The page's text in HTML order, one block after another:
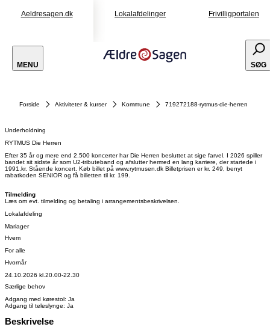
Aeldresagen.dk Lokalafdelinger Frivilligportalen
MENU SØG
Forside Aktiviteter & kurser Kommune 719272188-rytmus-die-herren
Underholdning
RYTMUS Die Herren
Efter 35 år og mere end 2.500 koncerter har Die Herren besluttet at sige farvel. I 2026 spiller
bandet sit sidste år som U2-tributeband og afslutter hermed en lang karriere, der startede i
1991.kr. Stående koncert. Køb billet på www.rytmusen.dk Billetprisen er kr. 249, benyt
rabatkoden SENIOR og få billetten til kr. 199.
Tilmelding
Læs om evt. tilmelding og betaling i arrangementsbeskrivelsen.
Lokalafdeling
Mariager
Hvem
For alle
Hvornår
24.10.2026 kl.20.00-22.30
Særlige behov
Adgang med kørestol: Ja
Adgang til teleslynge: Ja
Beskrivelse